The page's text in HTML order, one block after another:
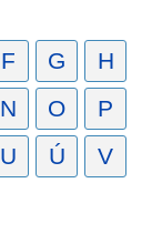
F G
H
N O
P
U Ú
V